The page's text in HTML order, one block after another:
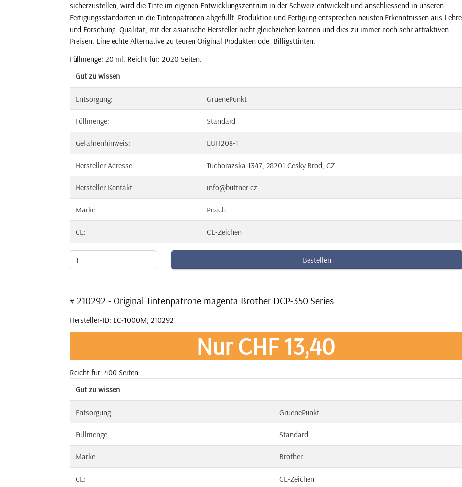
sicherzustellen, wird die Tinte im eigenen Entwicklungszentrum in der Schweiz entwickelt und anschliessend in unseren
Fertigungsstandorten in die Tintenpatronen abgefüllt. Produktion und Fertigung entsprechen neusten Erkenntnissen aus Lehre
und Forschung. Qualität, mit der asiatische Hersteller nicht gleichziehen können und dies zu immer noch sehr attraktiven
Preisen. Eine echte Alternative zu teuren Original Produkten oder Billigsttinten.
Füllmenge: 20 ml. Reicht für: 2020 Seiten.
Gut zu wissen
Entsorgung: GruenePunkt
Füllmenge: Standard
Gefahrenhinweis: EUH208-1
Hersteller Adresse: Tuchorazska 1347, 28201 Cesky Brod, CZ
Hersteller Kontakt: info@buttner.cz
Marke: Peach
CE: CE-Zeichen
Bestellen
# 210292 - Original Tintenpatrone magenta Brother DCP-350 Series
Hersteller-ID: LC-1000M, 210292
Nur CHF 13,40
Reicht für: 400 Seiten.
Gut zu wissen
Entsorgung: GruenePunkt
Füllmenge: Standard
Marke: Brother
CE: CE-Zeichen